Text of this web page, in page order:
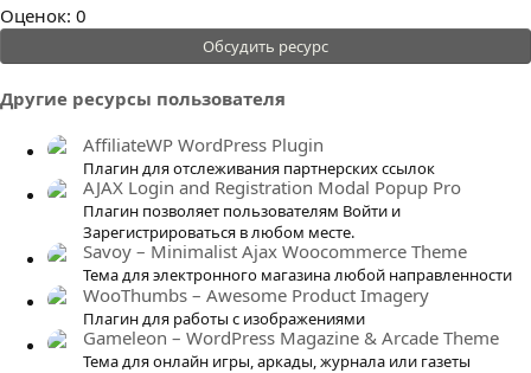
0
.
0
0
з
Оценок: 0
Обсудить ресурс
Другие ресурсы пользователя
AffiliateWP WordPress Plugin
Плагин для отслеживания партнерских ссылок
AJAX Login and Registration Modal Popup Pro
Плагин позволяет пользователям Войти и
Зарегистрироваться в любом месте.
Savoy – Minimalist Ajax Woocommerce Theme
Тема для электронного магазина любой направленности
WooThumbs – Awesome Product Imagery
Плагин для работы с изображениями
Gameleon – WordPress Magazine & Arcade Theme
Тема для онлайн игры, аркады, журнала или газеты